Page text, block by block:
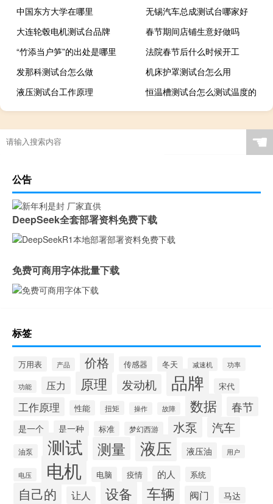
中国东方大学在哪里
无锡汽车总成测试台哪家好
大连轮毂电机测试台品牌
春节期间店铺生意好做吗
“竹添当户笋”的出处是哪里
法院春节后什么时候开工
发那科测试台怎么做
机床护罩测试台怎么用
液压测试台工作原理
恒温槽测试台怎么测试温度的
☚
公告
DeepSeek全套部署资料免费下载
免费可商用字体批量下载
标签
万用表 产品 价格 传感器 冬天 减速机 功率
功能 压力 原理 发动机 品牌 宋代
工作原理 性能 扭矩 操作 故障 数据 春节
是一个 是一种 标准 梦幻西游 水泵 汽车
油泵 测试 测量 液压 液压油 用户
电压 电机 电脑 疫情 的人 系统
自己的 让人 设备 车辆 阀门 马达